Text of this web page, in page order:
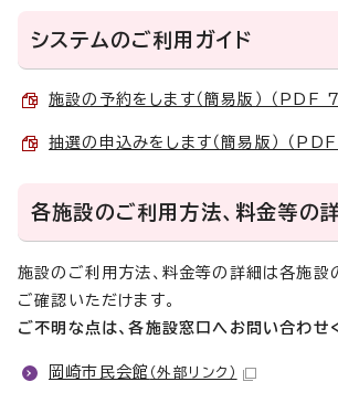
システムのご利用ガイド
施設の予約をします（簡易版） （
抽選の申込みをします（簡易版） （
各施設のご利用方法、料金等の
施設のご利用方法、料金等の詳細は各施設
ご確認いただけます。
ご不明な点は、各施設窓口へお問い合わせ
岡崎市民会館 （外部リンク）